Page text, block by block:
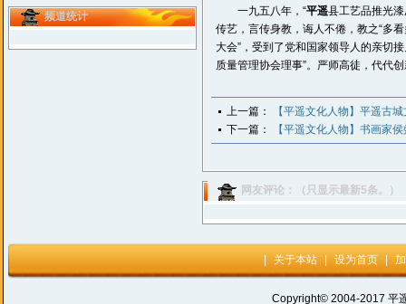
频道统计
一九五八年，“平遥县工艺品推光
传艺，言传身教，诲人不倦，教之“多
大会”，受到了党和国家领导人的亲切
质量管理协会理事”。严师高徒，代代创
上一篇：
【平遥文化人物】平遥古
下一篇：
【平遥文化人物】书画家
网友评论：（只显示最新5条。）
关于本站 设为首页
Copyright© 2004-2017 平